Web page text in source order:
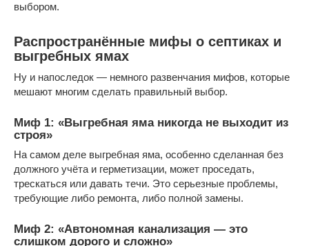
выбором.
Распространённые мифы о септиках и
выгребных ямах
Ну и напоследок — немного развенчания мифов, которые
мешают многим сделать правильный выбор.
Миф 1: «Выгребная яма никогда не выходит из
строя»
На самом деле выгребная яма, особенно сделанная без
должного учёта и герметизации, может проседать,
трескаться или давать течи. Это серьезные проблемы,
требующие либо ремонта, либо полной замены.
Миф 2: «Автономная канализация — это
слишком дорого и сложно»